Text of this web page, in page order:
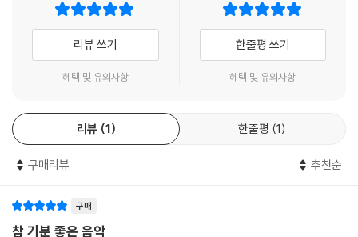
Lyrics & Composed by 김민기Arranged by 밍지션 (minGtion)Vo
cal by 태일(TAEIL)Vocal Directed by 밍지션 (minGtion)Piano Per
formed by 밍지션 (minGtion)Guitar Performed by 박신원Strings
Arranged & Conducted by 한성은 @ AimStrings
Strings Recorded by 오성근 (Assist. 주예찬) @Studio-TRecord
ed by 권유진 @ doobdoob StudioDigital Editing by 권유진 @ do
obdoob StudioEngineered for Mix by 권유진 @ doobdoob Stud
ioMixed by 김철순 @ SM Blue Ocean StudioMastered by 전훈 @
리뷰 쓰기
혜택 및 유의사항
한줄평 쓰기
혜택 및 유의사항
리뷰 1 한줄평 1
구매리뷰 추천순
구매
참 기분 좋은 음악